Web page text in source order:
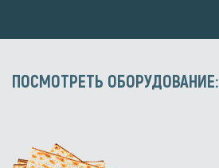
ПОСМОТРЕТЬ ОБОРУДОВАНИЕ: